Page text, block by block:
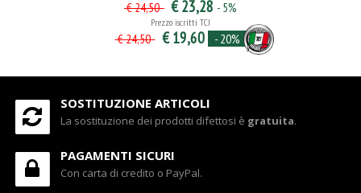
€ 24,50 € 23,28 - 5%
Prezzo iscritti TCI
€ 24,50 € 19,60 - 20%
SOSTITUZIONE ARTICOLI
La sostituzione dei prodotti difettosi è gratuita.
PAGAMENTI SICURI
Con carta di credito o PayPal.